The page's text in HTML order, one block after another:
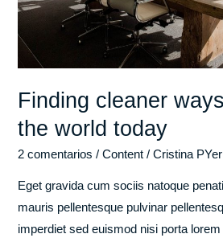
Finding cleaner
the world today
2 comentarios /Content /Cristina
Eget gravida cum sociis natoque
mauris pellentesque pulvinar
imperdiet sed euismod nisi porta
world